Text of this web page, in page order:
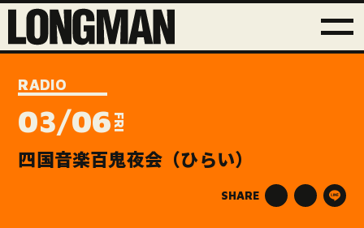
RADIO
03/06 FRI
四国音楽百鬼夜会（ひらい）
SHARE